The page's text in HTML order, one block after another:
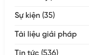
Sự kiện(35)
Tài liệu giải pháp
Tin tức (536)